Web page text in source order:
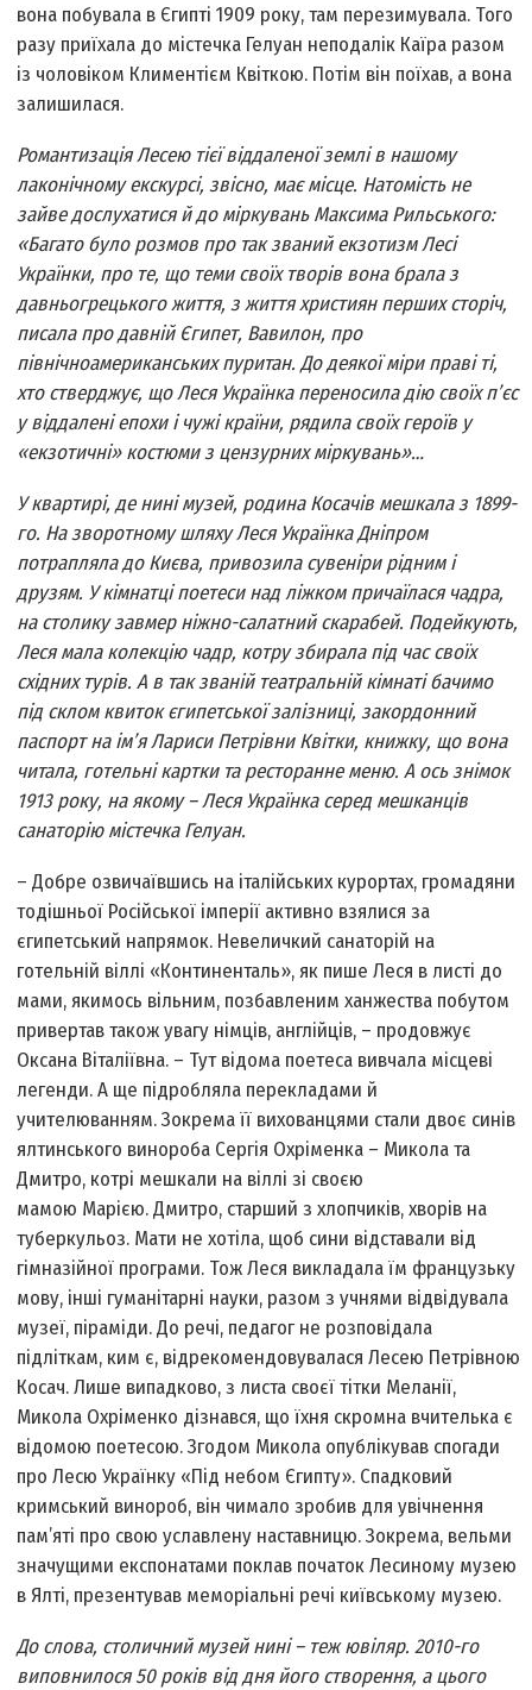
вона побувала в Єгипті 1909 року, там перезимувала. Того
разу приїхала до містечка Гелуан неподалік Каїра разом
із чоловіком Климентієм Квіткою. Потім він поїхав, а вона
залишилася.
Романтизація Лесею тієї віддаленої землі в нашому
лаконічному екскурсі, звісно, має місце. Натомість не
зайве дослухатися й до міркувань Максима Рильського:
«Багато було розмов про так званий екзотизм Лесі
Українки, про те, що теми своїх творів вона брала з
давньогрецького життя, з життя християн перших сторіч,
писала про давній Єгипет, Вавилон, про
північноамериканських пуритан. До деякої міри праві ті,
хто стверджує, що Леся Українка переносила дію своїх п’єс
у віддалені епохи і чужі країни, рядила своїх героїв у
«екзотичні» костюми з цензурних міркувань»…
У квартирі, де нині музей, родина Косачів мешкала з 1899-
го. На зворотному шляху Леся Українка Дніпром
потрапляла до Києва, привозила сувеніри рідним і
друзям. У кімнатці поетеси над ліжком причаїлася чадра,
на столику завмер ніжно-салатний скарабей. Подейкують,
Леся мала колекцію чадр, котру збирала під час своїх
східних турів. А в так званій театральній кімнаті бачимо
під склом квиток єгипетської залізниці, закордонний
паспорт на ім’я Лариси Петрівни Квітки, книжку, що вона
читала, готельні картки та ресторанне меню. А ось знімок
1913 року, на якому – Леся Українка серед мешканців
санаторію містечка Гелуан.
– Добре озвичаївшись на італійських курортах, громадяни
тодішньої Російської імперії активно взялися за
єгипетський напрямок. Невеличкий санаторій на
готельній віллі «Континенталь», як пише Леся в листі до
мами, якимось вільним, позбавленим ханжества побутом
привертав також увагу німців, англійців, – продовжує
Оксана Віталіївна. – Тут відома поетеса вивчала місцеві
легенди. А ще підробляла перекладами й
учителюванням. Зокрема її вихованцями стали двоє синів
ялтинського винороба Сергія Охріменка – Микола та
Дмитро, котрі мешкали на віллі зі своєю
мамою Марією. Дмитро, старший з хлопчиків, хворів на
туберкульоз. Мати не хотіла, щоб сини відставали від
гімназійної програми. Тож Леся викладала їм французьку
мову, інші гуманітарні науки, разом з учнями відвідувала
музеї, піраміди. До речі, педагог не розповідала
підліткам, ким є, відрекомендовувалася Лесею Петрівною
Косач. Лише випадково, з листа своєї тітки Меланії,
Микола Охріменко дізнався, що їхня скромна вчителька є
відомою поетесою. Згодом Микола опублікував спогади
про Лесю Українку «Під небом Єгипту». Спадковий
кримський винороб, він чимало зробив для увічнення
пам’яті про свою уславлену наставницю. Зокрема, вельми
значущими експонатами поклав початок Лесиному музею
в Ялті, презентував меморіальні речі київському музею.
До слова, столичний музей нині – теж ювіляр. 2010-го
виповнилося 50 років від дня його створення, а цього